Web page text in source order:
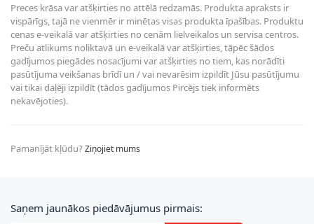
Preces krāsa var atšķirties no attēlā redzamās. Produkta apraksts ir
vispārīgs, tajā ne vienmēr ir minētas visas produkta īpašības. Produktu
cenas e-veikalā var atšķirties no cenām lielveikalos un servisa centros.
Preču atlikums noliktavā un e-veikalā var atšķirties, tāpēc šādos
gadījumos piegādes nosacījumi var atšķirties no tiem, kas norādīti
pasūtījuma veikšanas brīdī un / vai nevarēsim izpildīt Jūsu pasūtījumu
vai tikai daļēji izpildīt (tādos gadījumos Pircējs tiek informēts
nekavējoties).
Pamanījāt kļūdu?Ziņojiet mums
E-pasta adrese
Saņem jaunākos piedāvājumus pirmais: